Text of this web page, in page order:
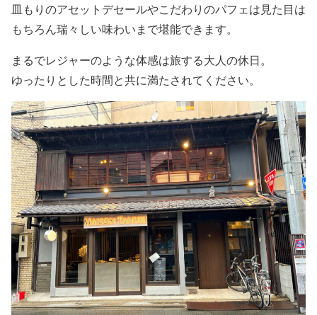
皿もりのアセットデセールやこだわりのパフェは見た目は
もちろん瑞々しい味わいまで堪能できます。
まるでレジャーのような体感は旅する大人の休日。
ゆったりとした時間と共に満たされてください。